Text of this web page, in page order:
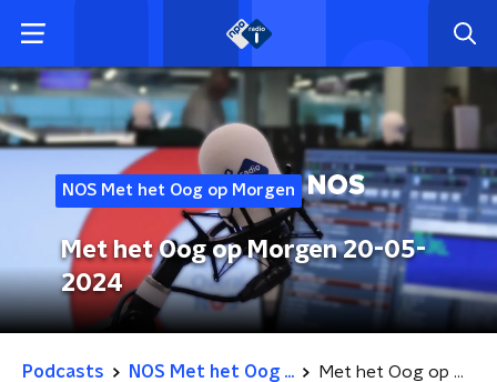
NOS Met het Oog op Morgen
Met het Oog op Morgen 20-05-
2024
Podcasts NOS Met het Oog ... Met het Oog op Morgen 20-05-2024